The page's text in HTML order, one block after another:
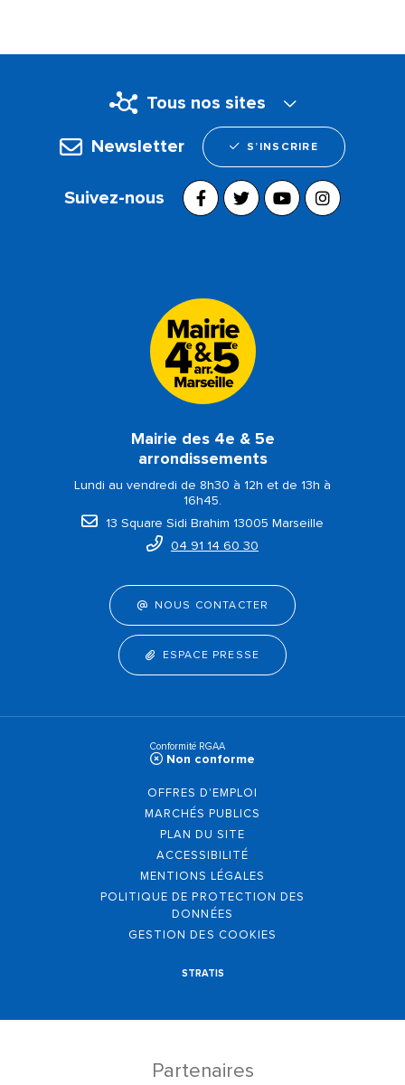
Tous nos sites
Newsletter S’INSCRIRE
Suivez-nous
Mairie des 4e & 5e
arrondissements
Lundi au vendredi de 8h30 à 12h et de 13h à
16h45.
13 Square Sidi Brahim 13005 Marseille
04 91 14 60 30
NOUS CONTACTER
ESPACE PRESSE
Conformité RGAA
Non conforme
OFFRES D'EMPLOI
MARCHÉS PUBLICS
PLAN DU SITE
ACCESSIBILITÉ
MENTIONS LÉGALES
POLITIQUE DE PROTECTION DES
DONNÉES
GESTION DES COOKIES
STRATIS
Partenaires